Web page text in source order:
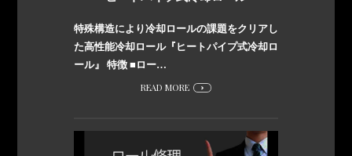
特殊構造により冷却ロールの課題をクリアし
た高性能冷却ロール『ヒートパイプ式冷却ロ
ール』 特徴 ■ロー…
READ MORE